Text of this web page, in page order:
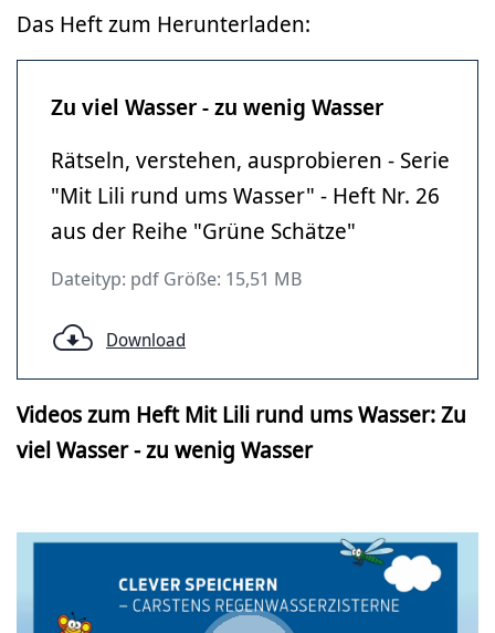
Das Heft zum Herunterladen:
Zu viel Wasser - zu wenig Wasser
Rätseln, verstehen, ausprobieren - Serie
"Mit Lili rund ums Wasser" - Heft Nr. 26
aus der Reihe "Grüne Schätze"
Dateityp: pdf Größe: 15,51 MB
Download
Videos zum Heft Mit Lili rund ums Wasser: Zu
viel Wasser - zu wenig Wasser